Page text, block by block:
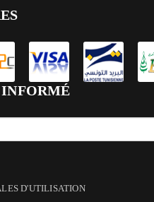
D'UTILISATION